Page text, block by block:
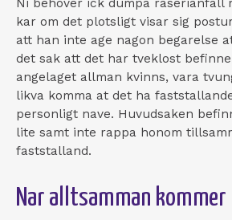
Ni behover ick dumpa raserianfall
kar om det plotsligt visar sig
att han inte age nagon begarelse
det sak att det har tveklost
angelaget allman kvinns, vara
likva komma at det ha
personligt nave. Huvudsaken
lite samt inte rappa honom
faststalland.
Nar alltsamman kommer